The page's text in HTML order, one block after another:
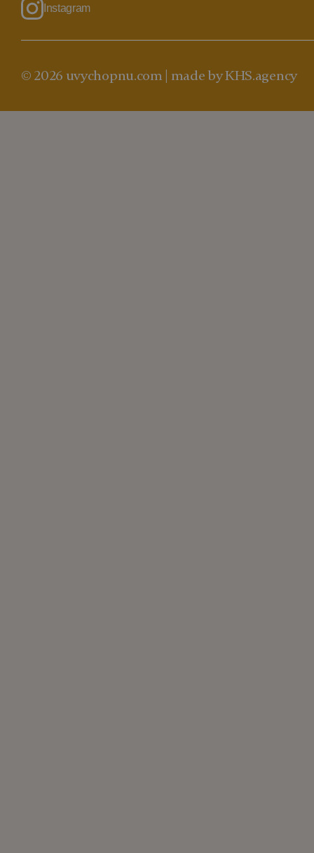
Instagram
© 2026 uvychopnu.com | made by KHS.agency